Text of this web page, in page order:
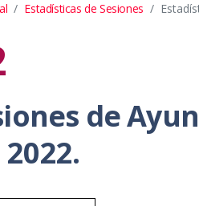
Estadísticas de Sesiones
de